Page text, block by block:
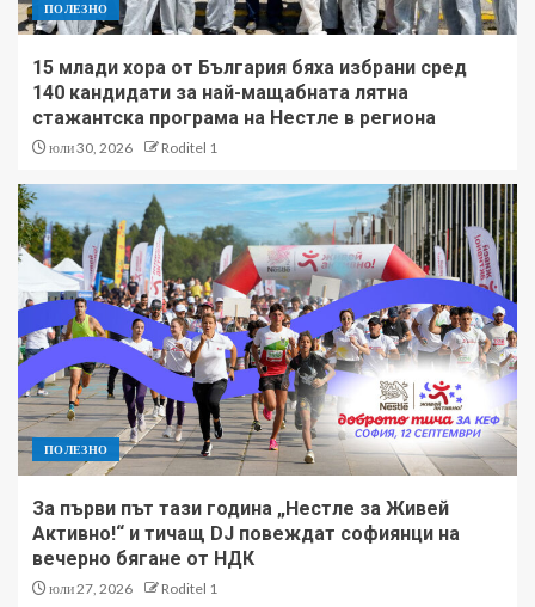
ПОЛЕЗНО
15 млади хора от България бяха избрани сред
140 кандидати за най-мащабната лятна
стажантска програма на Нестле в региона
юли 30, 2026 Roditel 1
ПОЛЕЗНО
За първи път тази година „Нестле за Живей
Активно!“ и тичащ DJ повеждат софиянци на
вечерно бягане от НДК
юли 27, 2026 Roditel 1